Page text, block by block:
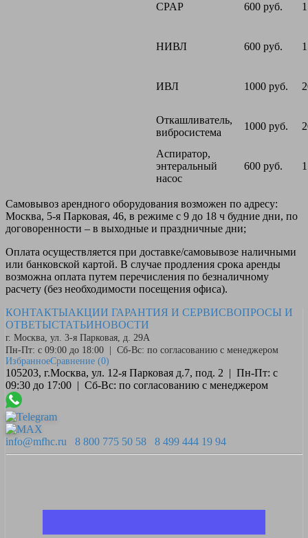
CPAP 600 руб.
НИВЛ 600 руб.
ИВЛ 1000 руб.
Откашливатель,
вибросистема
1000 руб.
Аспиратор,
энтеральный
насос
600 руб.
Самовывоз арендного оборудования возможен по адресу:
Москва, 5-я Парковая, 46, в режиме с 9 до 18 ч будние дни, по
договоренности – в выходные и праздничные дни;
Оплата осуществляется при доставке/самовывозе наличными
или банковской картой. В случае продления срока аренды
возможна оплата путем перечисления по безналичному
расчету (без необходимости посещения офиса).
КОНТАКТЫАКЦИИ ГАРАНТИЯ И СЕРВИСВОПРОСЫ И
ОТВЕТЫСТАТЬИНОВОСТИ
г. Москва, ул. 3-я Парковая, д. 29А
Пн-Пт: с 09:00 до 18:00 | Сб-Вс: по согласованию с менеджером
ИзбранноеСравнение (0)
105203, г.Москва, ул. 12-я Парковая д.7, под. 2 | Пн-Пт: с
09:30 до 17:00 | Сб-Вс: по согласованию с менеджером
info@mfhc.ru 8 800 775 50 58 8 499 444 19 94